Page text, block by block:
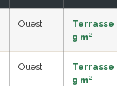
Ouest
Terrasse
9 m²
Ouest
Terrasse
9 m²